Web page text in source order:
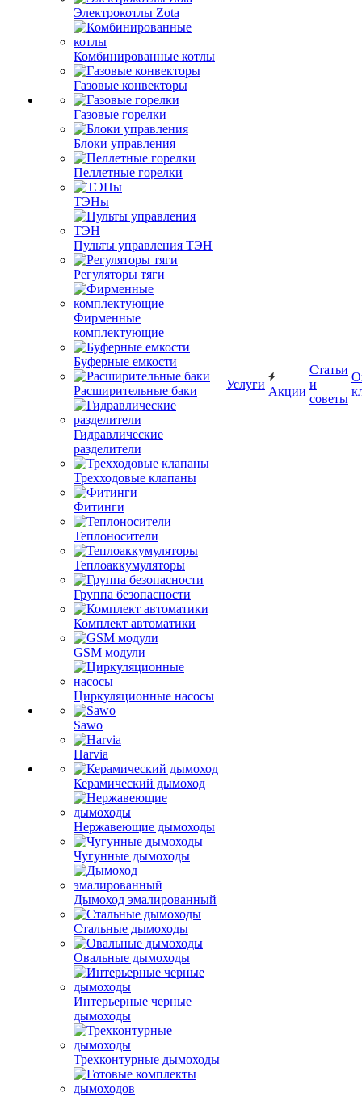
Электрокотлы Zota
Комбинированные котлы
Газовые конвекторы
Газовые горелки
Блоки управления
Пеллетные горелки
ТЭНы
Пульты управления ТЭН
Регуляторы тяги
Фирменные
комплектующие
Буферные емкости
Расширительные баки
Гидравлические
разделители
Трехходовые клапаны
Фитинги
Теплоносители
Теплоаккумуляторы
Группа безопасности
Комплект автоматики
GSM модули
Циркуляционные насосы
Sawo
Harvia
Керамический дымоход
Нержавеющие дымоходы
Чугунные дымоходы
Дымоход эмалированный
Стальные дымоходы
Овальные дымоходы
Интерьерные черные
дымоходы
Трехконтурные дымоходы
Услуги
Акции
Статьи
и
советы